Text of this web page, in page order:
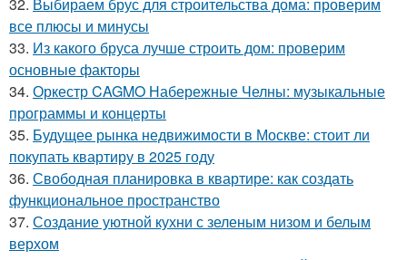
все плюсы и минусы
33. Из какого бруса лучше строить дом: проверим
основные факторы
34. Оркестр CAGMO Набережные Челны: музыкальные
программы и концерты
35. Будущее рынка недвижимости в Москве: стоит ли
покупать квартиру в 2025 году
36. Свободная планировка в квартире: как создать
функциональное пространство
37. Создание уютной кухни с зеленым низом и белым
верхом